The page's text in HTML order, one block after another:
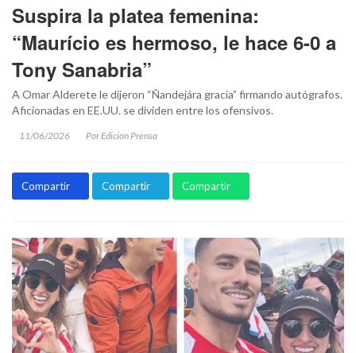
Suspira la platea femenina:
“Maurício es hermoso, le hace 6-0 a
Tony Sanabria”
A Omar Alderete le dijeron “Ñandejára gracia” firmando autógrafos.
Aficionadas en EE.UU. se dividen entre los ofensivos.
11/06/2026 Por Edicion Prensa
Compartir Compartir Compartir